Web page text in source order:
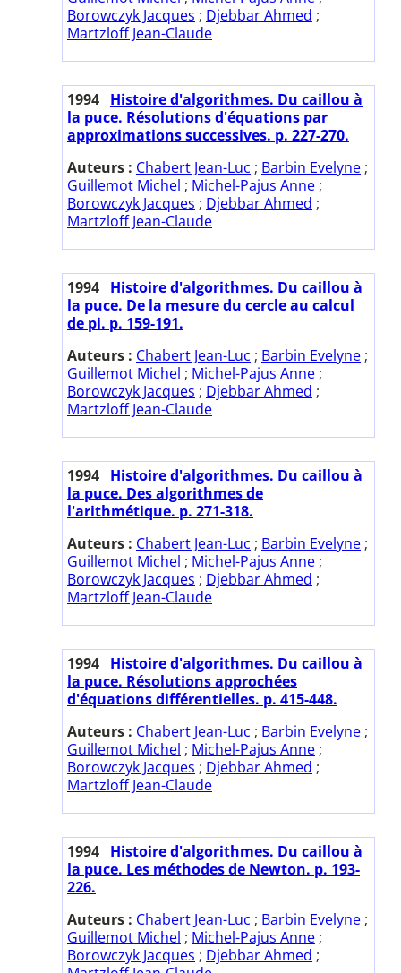
Borowczyk Jacques ; Djebbar Ahmed ;
Martzloff Jean-Claude
1994 Histoire d'algorithmes. Du caillou à
la puce. Résolutions d'équations par
approximations successives. p. 227-270.
Auteurs : Chabert Jean-Luc ; Barbin Evelyne ;
Guillemot Michel ; Michel-Pajus Anne ;
Borowczyk Jacques ; Djebbar Ahmed ;
Martzloff Jean-Claude
1994 Histoire d'algorithmes. Du caillou à
la puce. De la mesure du cercle au calcul
de pi. p. 159-191.
Auteurs : Chabert Jean-Luc ; Barbin Evelyne ;
Guillemot Michel ; Michel-Pajus Anne ;
Borowczyk Jacques ; Djebbar Ahmed ;
Martzloff Jean-Claude
1994 Histoire d'algorithmes. Du caillou à
la puce. Des algorithmes de
l'arithmétique. p. 271-318.
Auteurs : Chabert Jean-Luc ; Barbin Evelyne ;
Guillemot Michel ; Michel-Pajus Anne ;
Borowczyk Jacques ; Djebbar Ahmed ;
Martzloff Jean-Claude
1994 Histoire d'algorithmes. Du caillou à
la puce. Résolutions approchées
d'équations différentielles. p. 415-448.
Auteurs : Chabert Jean-Luc ; Barbin Evelyne ;
Guillemot Michel ; Michel-Pajus Anne ;
Borowczyk Jacques ; Djebbar Ahmed ;
Martzloff Jean-Claude
1994 Histoire d'algorithmes. Du caillou à
la puce. Les méthodes de Newton. p. 193-
226.
Auteurs : Chabert Jean-Luc ; Barbin Evelyne ;
Guillemot Michel ; Michel-Pajus Anne ;
Borowczyk Jacques ; Djebbar Ahmed ;